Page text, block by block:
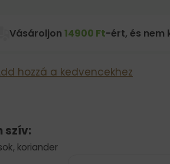
Vásároljon 14900 Ft-ért, és nem
hozzá a kedvencekhez
szív:
, koriander